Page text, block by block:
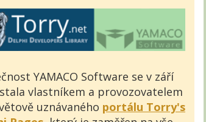
YAMACO Software se v září
vlastníkem a provozovatelem
uznávaného portálu Torry's